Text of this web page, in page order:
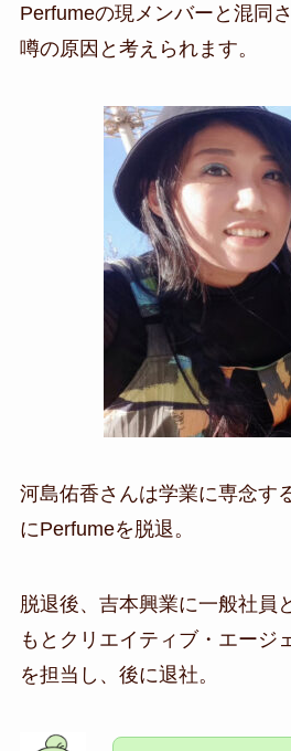
Perfumeの現メンバーと混同
噂の原因と考えられます。
河島佑香さんは学業に専念す
にPerfumeを脱退。
脱退後、吉本興業に一般社員
もとクリエイティブ・エージ
を担当し、後に退社。